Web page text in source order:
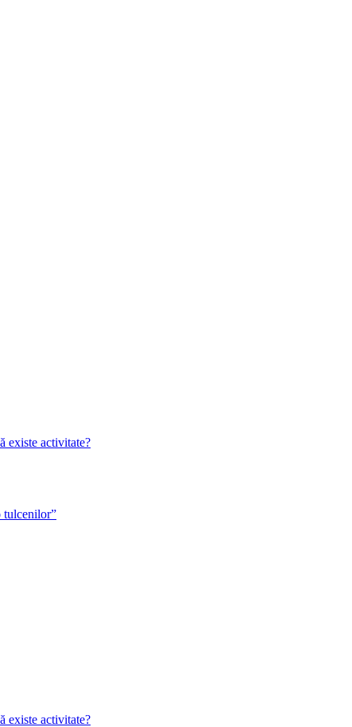
existe activitate?
tulcenilor”
existe activitate?